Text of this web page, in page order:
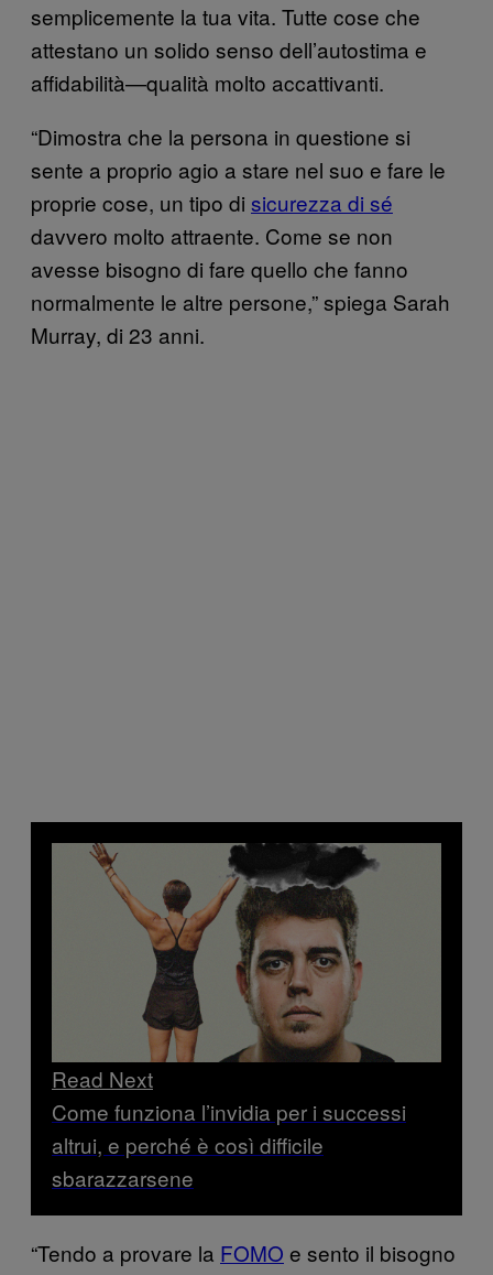
semplicemente la tua vita. Tutte cose che
attestano un solido senso dell’autostima e
affidabilità—qualità molto accattivanti.
“Dimostra che la persona in questione si
sente a proprio agio a stare nel suo e fare le
proprie cose, un tipo di sicurezza di sé
davvero molto attraente. Come se non
avesse bisogno di fare quello che fanno
normalmente le altre persone,” spiega Sarah
Murray, di 23 anni.
Read Next
Come funziona l’invidia per i successi
altrui, e perché è così difficile
sbarazzarsene
“Tendo a provare la FOMO e sento il bisogno